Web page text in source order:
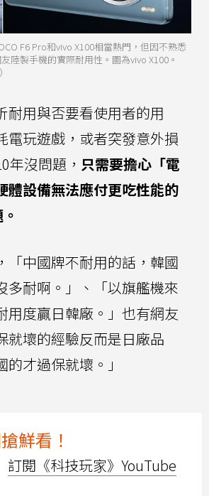
F6 Pro和vivo X100相當熱門，但因不熟悉
陸製手機的實際耐用性。圖為vivo X100。
耐用與否要看使用者的用
電玩遊戲，或者突發意外損
年沒問題， 只需要擔心「電
體設備無法應付更吃性能的
「中國牌不耐用的話，韓國
多耐啊。」、「以旗艦機來
用度贏日韓廠。」也有網友
就壞的經驗反而是日廠品
才過保就壞。」
鮮看！
訂閱《科技玩家》YouTube